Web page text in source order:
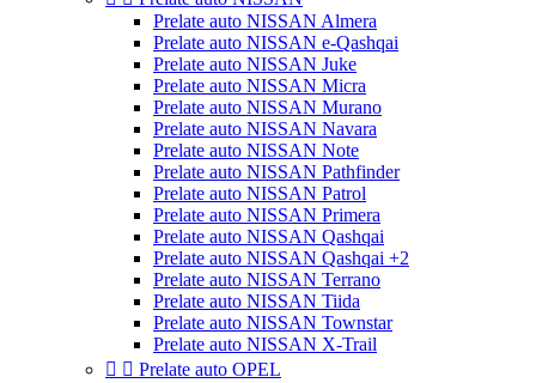
Prelate auto NISSAN Almera
Prelate auto NISSAN e-Qashqai
Prelate auto NISSAN Juke
Prelate auto NISSAN Micra
Prelate auto NISSAN Murano
Prelate auto NISSAN Navara
Prelate auto NISSAN Note
Prelate auto NISSAN Pathfinder
Prelate auto NISSAN Patrol
Prelate auto NISSAN Primera
Prelate auto NISSAN Qashqai
Prelate auto NISSAN Qashqai +2
Prelate auto NISSAN Terrano
Prelate auto NISSAN Tiida
Prelate auto NISSAN Townstar
Prelate auto NISSAN X-Trail
  Prelate auto OPEL